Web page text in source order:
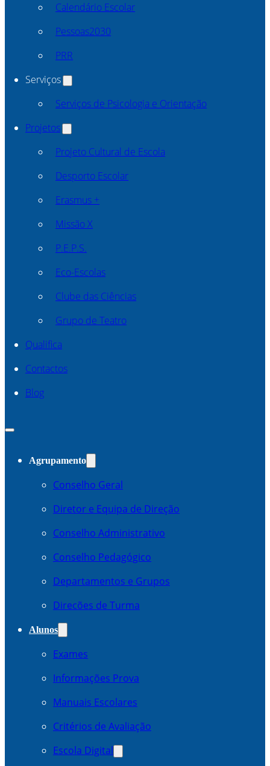
Calendário Escolar
Pessoas2030
PRR
Serviços
Serviços de Psicologia e Orientação
Projetos
Projeto Cultural de Escola
Desporto Escolar
Erasmus +
Missão X
P.E.P.S.
Eco-Escolas
Clube das Ciências
Grupo de Teatro
Qualifica
Contactos
Blog
Agrupamento
Conselho Geral
Diretor e Equipa de Direção
Conselho Administrativo
Conselho Pedagógico
Departamentos e Grupos
Direcões de Turma
Alunos
Exames
Informações Prova
Manuais Escolares
Critérios de Avaliação
Escola Digital